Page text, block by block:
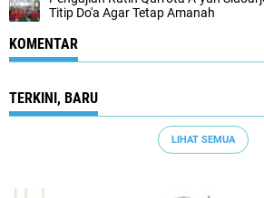
Titip Do'a Agar Tetap Amanah
KOMENTAR
TERKINI, BARU
LIHAT SEMUA